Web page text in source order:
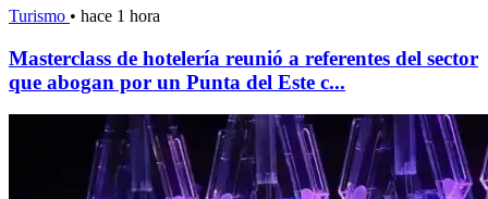
Turismo • hace 1 hora
Masterclass de hotelería reunió a referentes del sector
que abogan por un Punta del Este c...